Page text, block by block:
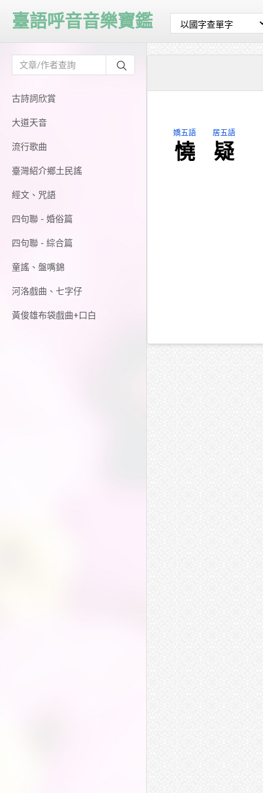
古詩詞欣賞
大道天音
流行歌曲
臺灣紹介鄉土民謠
經文、咒語
四句聯 - 婚俗篇
四句聯 - 綜合篇
童謠、盤嘴錦
河洛戲曲、七字仔
黃俊雄布袋戲曲+口白
臺語呼音音樂寶鑑
嬌五語
憢
居五語
疑